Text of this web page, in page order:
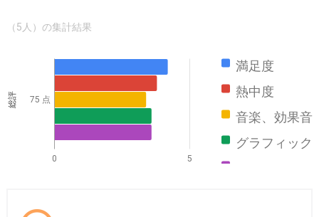
（5人）の集計結果
満足度
熱中度
音楽、効果音
グラフィック
0 5
75 点
総評